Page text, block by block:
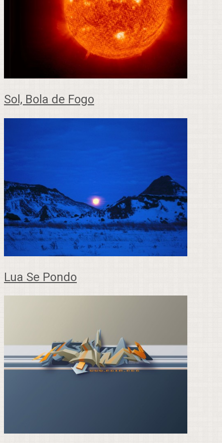
Sol, Bola de Fogo
Lua Se Pondo